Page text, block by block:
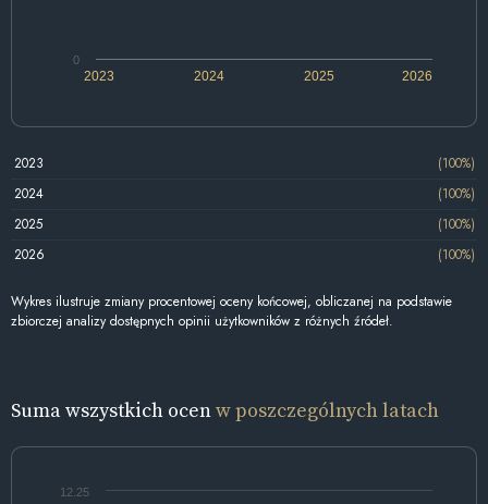
2024 2026
2023 2025
0
2023
(100%)
2024
(100%)
2025
(100%)
2026
(100%)
Wykres ilustruje zmiany procentowej oceny końcowej, obliczanej na podstawie
zbiorczej analizy dostępnych opinii użytkowników z różnych źródeł.
Suma wszystkich ocenw poszczególnych latach
12.25